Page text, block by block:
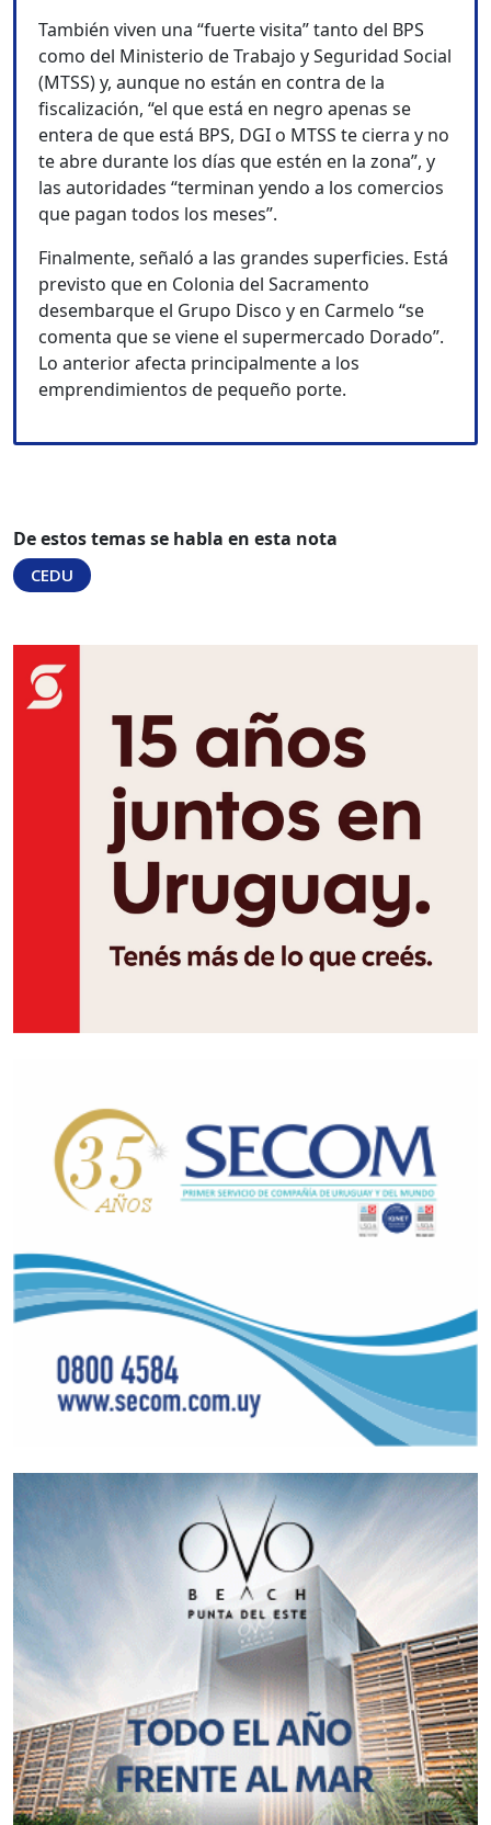
También viven una “fuerte visita” tanto del BPS
como del Ministerio de Trabajo y Seguridad Social
(MTSS) y, aunque no están en contra de la
fiscalización, “el que está en negro apenas se
entera de que está BPS, DGI o MTSS te cierra y no
te abre durante los días que estén en la zona”, y
las autoridades “terminan yendo a los comercios
que pagan todos los meses”.
Finalmente, señaló a las grandes superficies. Está
previsto que en Colonia del Sacramento
desembarque el Grupo Disco y en Carmelo “se
comenta que se viene el supermercado Dorado”.
Lo anterior afecta principalmente a los
emprendimientos de pequeño porte.
De estos temas se habla en esta nota
CEDU